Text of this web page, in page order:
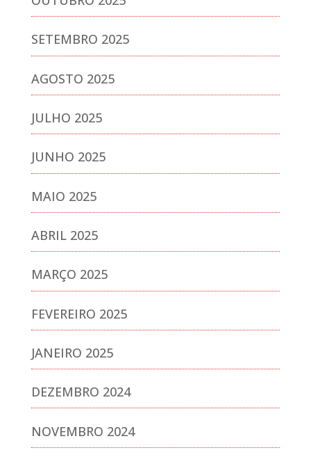
SETEMBRO 2025
AGOSTO 2025
JULHO 2025
JUNHO 2025
MAIO 2025
ABRIL 2025
MARÇO 2025
FEVEREIRO 2025
JANEIRO 2025
DEZEMBRO 2024
NOVEMBRO 2024